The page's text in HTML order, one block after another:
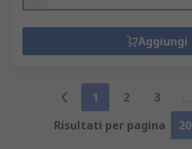
Aggiungi
1 2 3
Risultati per pagina
20